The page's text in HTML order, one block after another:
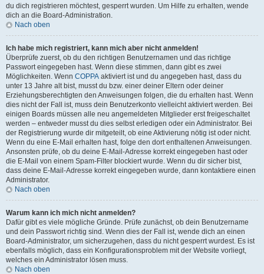
du dich registrieren möchtest, gesperrt wurden. Um Hilfe zu erhalten, wende
dich an die Board-Administration.
Nach oben
Ich habe mich registriert, kann mich aber nicht anmelden!
Überprüfe zuerst, ob du den richtigen Benutzernamen und das richtige
Passwort eingegeben hast. Wenn diese stimmen, dann gibt es zwei
Möglichkeiten. Wenn COPPA aktiviert ist und du angegeben hast, dass du
unter 13 Jahre alt bist, musst du bzw. einer deiner Eltern oder deiner
Erziehungsberechtigten den Anweisungen folgen, die du erhalten hast. Wenn
dies nicht der Fall ist, muss dein Benutzerkonto vielleicht aktiviert werden. Bei
einigen Boards müssen alle neu angemeldeten Mitglieder erst freigeschaltet
werden – entweder musst du dies selbst erledigen oder ein Administrator. Bei
der Registrierung wurde dir mitgeteilt, ob eine Aktivierung nötig ist oder nicht.
Wenn du eine E-Mail erhalten hast, folge den dort enthaltenen Anweisungen.
Ansonsten prüfe, ob du deine E-Mail-Adresse korrekt eingegeben hast oder
die E-Mail von einem Spam-Filter blockiert wurde. Wenn du dir sicher bist,
dass deine E-Mail-Adresse korrekt eingegeben wurde, dann kontaktiere einen
Administrator.
Nach oben
Warum kann ich mich nicht anmelden?
Dafür gibt es viele mögliche Gründe. Prüfe zunächst, ob dein Benutzername
und dein Passwort richtig sind. Wenn dies der Fall ist, wende dich an einen
Board-Administrator, um sicherzugehen, dass du nicht gesperrt wurdest. Es ist
ebenfalls möglich, dass ein Konfigurationsproblem mit der Website vorliegt,
welches ein Administrator lösen muss.
Nach oben